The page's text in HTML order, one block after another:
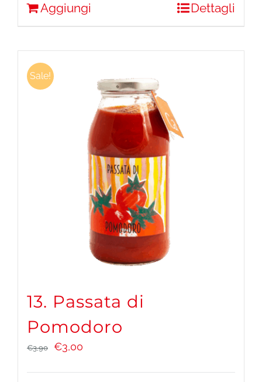
Aggiungi Dettagli
Sale!
13. Passata di
Pomodoro
€3,90
Il
originale
€3,00
attuale